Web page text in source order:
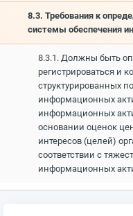
8.3. Требования к
системы обеспечения
8.3.1. Должны быть
регистрироваться и
структурированных
информационных
информационных
основании оценок
интересов (целей)
соответствии с
информационных